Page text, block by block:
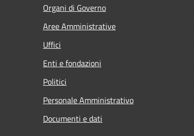
Organi di Governo
Aree Amministrative
Uffici
Enti e fondazioni
Politici
Personale Amministrativo
Documenti e dati